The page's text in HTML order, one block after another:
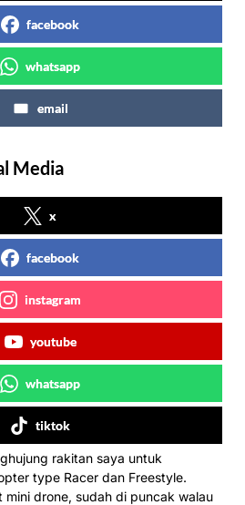
facebook
whatsapp
email
Media
x
facebook
instagram
youtube
whatsapp
tiktok
rakitan saya untuk
type Racer dan Freestyle.
mini drone, sudah di puncak walau